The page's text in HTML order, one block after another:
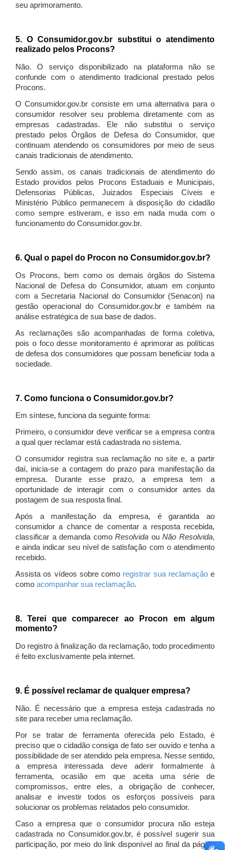
seu aprimoramento.
5. O Consumidor.gov.br substitui o atendimento
realizado pelos Procons?
Não. O serviço disponibilizado na plataforma não se
confunde com o atendimento tradicional prestado pelos
Procons.
O Consumidor.gov.br consiste em uma alternativa para o
consumidor resolver seu problema diretamente com as
empresas cadastradas. Ele não substitui o serviço
prestado pelos Órgãos de Defesa do Consumidor, que
continuam atendendo os consumidores por meio de seus
canais tradicionais de atendimento.
Sendo assim, os canais tradicionais de atendimento do
Estado providos pelos Procons Estaduais e Municipais,
Defensorias Públicas, Juizados Especiais Cíveis e
Ministério Público permanecem à disposição do cidadão
como sempre estiveram, e isso em nada muda com o
funcionamento do Consumidor.gov.br.
6. Qual o papel do Procon no Consumidor.gov.br?
Os Procons, bem como os demais órgãos do Sistema
Nacional de Defesa do Consumidor, atuam em conjunto
com a Secretaria Nacional do Consumidor (Senacon) na
gestão operacional do Consumidor.gov.br e também na
análise estratégica de sua base de dados.
As reclamações são acompanhadas de forma coletiva,
pois o foco desse monitoramento é aprimorar as políticas
de defesa dos consumidores que possam beneficiar toda a
sociedade.
7. Como funciona o Consumidor.gov.br?
Em síntese, funciona da seguinte forma:
Primeiro, o consumidor deve verificar se a empresa contra
a qual quer reclamar está cadastrada no sistema.
O consumidor registra sua reclamação no site e, a partir
daí, inicia-se a contagem do prazo para manifestação da
empresa. Durante esse prazo, a empresa tem a
oportunidade de interagir com o consumidor antes da
postagem de sua resposta final.
Após a manifestação da empresa, é garantida ao
consumidor a chance de comentar a resposta recebida,
classificar a demanda comoResolvida ouNão Resolvida,
e ainda indicar seu nível de satisfação com o atendimento
recebido.
Assista os vídeos sobre como registrar sua reclamaçãoe
como acompanhar sua reclamação.
8. Terei que comparecer ao Procon em algum
momento?
Do registro à finalização da reclamação, todo procedimento
é feito exclusivamente pela internet.
9. É possível reclamar de qualquer empresa?
Não. É necessário que a empresa esteja cadastrada no
site para receber uma reclamação.
Por se tratar de ferramenta oferecida pelo Estado, é
preciso que o cidadão consiga de fato ser ouvido e tenha a
possibilidade de ser atendido pela empresa. Nesse sentido,
a empresa interessada deve aderir formalmente à
ferramenta, ocasião em que aceita uma série de
compromissos, entre eles, a obrigação de conhecer,
analisar e investir todos os esforços possíveis para
solucionar os problemas relatados pelo consumidor.
Caso a empresa que o consumidor procura não esteja
cadastrada no Consumidor.gov.br, é possível sugerir sua
participação, por meio do link disponível ao final da página